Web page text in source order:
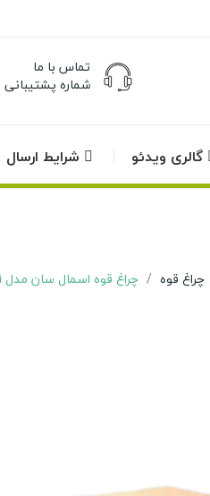
تماس با ما
شماره پشتیبانی :
گالری ویدئو شرایط ارسال
چراغ قوه چراغ قوه اسمال سان مدل ZY-T271